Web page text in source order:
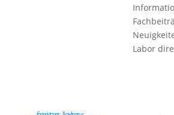
Labor